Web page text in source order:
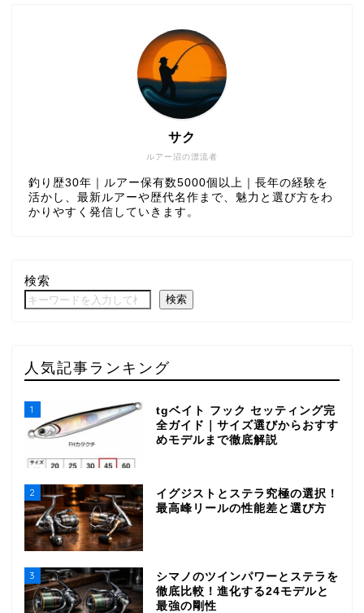
ルアー沼の漂流者
サク
釣り歴30年｜ルアー保有数5000個以上｜長年の経験を
活かし、最新ルアーや歴代名作まで、魅力と選び方をわ
かりやすく発信していきます。
検索
検索
人気記事ランキング
1
tgベイト フック セッティング完
全ガイド｜サイズ選びからおすす
めモデルまで徹底解説
2
イグジストとステラ究極の選択！
最高峰リールの性能差と選び方
3
シマノのツインパワーとステラを
徹底比較！進化する24モデルと
最強の剛性